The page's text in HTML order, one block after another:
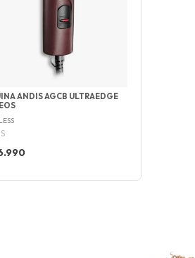
ANDIS AGCB ULTRAEDGE